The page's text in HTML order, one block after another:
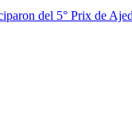
del 5° Prix de